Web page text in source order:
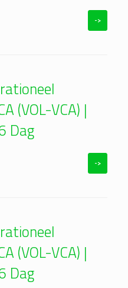
->
(VOL-VCA) |
Dag
->
(VOL-VCA) |
Dag